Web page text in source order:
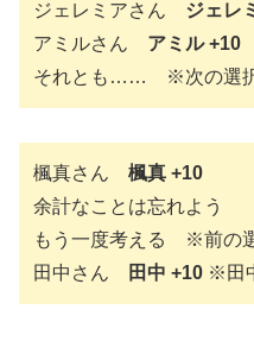
ジェレミアさん ジェレ
アミルさん アミル +10
それとも…… ※次の選
楓真さん 楓真 +10
余計なことは忘れよう
もう一度考える ※前の
田中さん
田中 +10 ※田